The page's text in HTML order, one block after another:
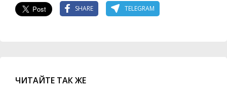
SHARE TELEGRAM
ЧИТАЙТЕ ТАК ЖЕ